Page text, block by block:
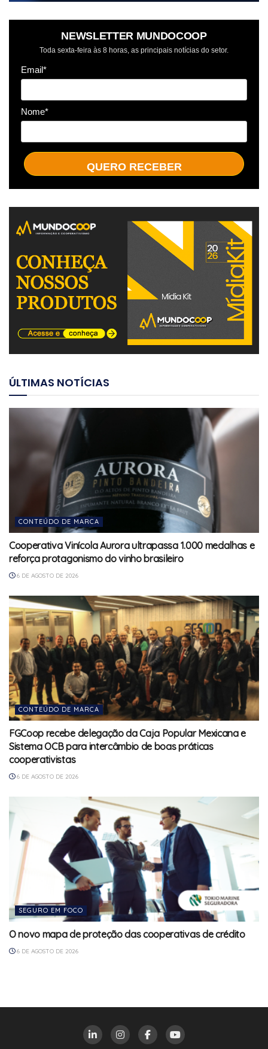
NEWSLETTER MUNDOCOOP
Toda sexta-feira às 8 horas, as principais notícias do setor.
Email*
Nome*
QUERO RECEBER
ÚLTIMAS NOTÍCIAS
CONTEÚDO DE MARCA
Cooperativa Vinícola Aurora ultrapassa 1.000 medalhas e
reforça protagonismo do vinho brasileiro
6 DE AGOSTO DE 2026
CONTEÚDO DE MARCA
FGCoop recebe delegação da Caja Popular Mexicana e
Sistema OCB para intercâmbio de boas práticas
cooperativistas
6 DE AGOSTO DE 2026
SEGURO EM FOCO
O novo mapa de proteção das cooperativas de crédito
6 DE AGOSTO DE 2026